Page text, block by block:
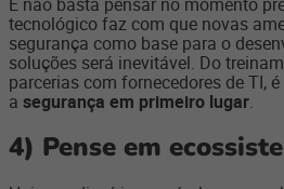
tecnológico faz com que novas
segurança como base para o
soluções será inevitável. Do
parcerias com fornecedores de TI,
a segurança em primeiro lugar.
4) Pense em